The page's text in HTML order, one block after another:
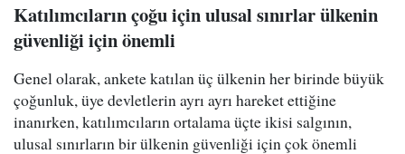
Katılımcıların çoğu için ulusal sınırlar ülkenin
güvenliği için önemli
Genel olarak, ankete katılan üç ülkenin her birinde büyük
çoğunluk, üye devletlerin ayrı ayrı hareket ettiğine
inanırken, katılımcıların ortalama üçte ikisi salgının,
ulusal sınırların bir ülkenin güvenliği için çok önemli